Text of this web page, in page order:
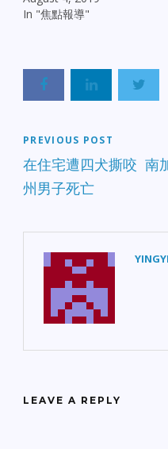
In "焦點報導"
PREVIOUS POST
在住宅遭四犬撕咬 南
州男子死亡
LEAVE A REPLY